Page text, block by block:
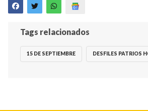
Tags relacionados
15 DE SEPTIEMBRE DESFILES PATRIOS